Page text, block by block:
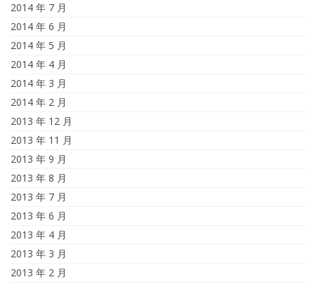
2014 年 7 月
2014 年 6 月
2014 年 5 月
2014 年 4 月
2014 年 3 月
2014 年 2 月
2013 年 12 月
2013 年 11 月
2013 年 9 月
2013 年 8 月
2013 年 7 月
2013 年 6 月
2013 年 4 月
2013 年 3 月
2013 年 2 月